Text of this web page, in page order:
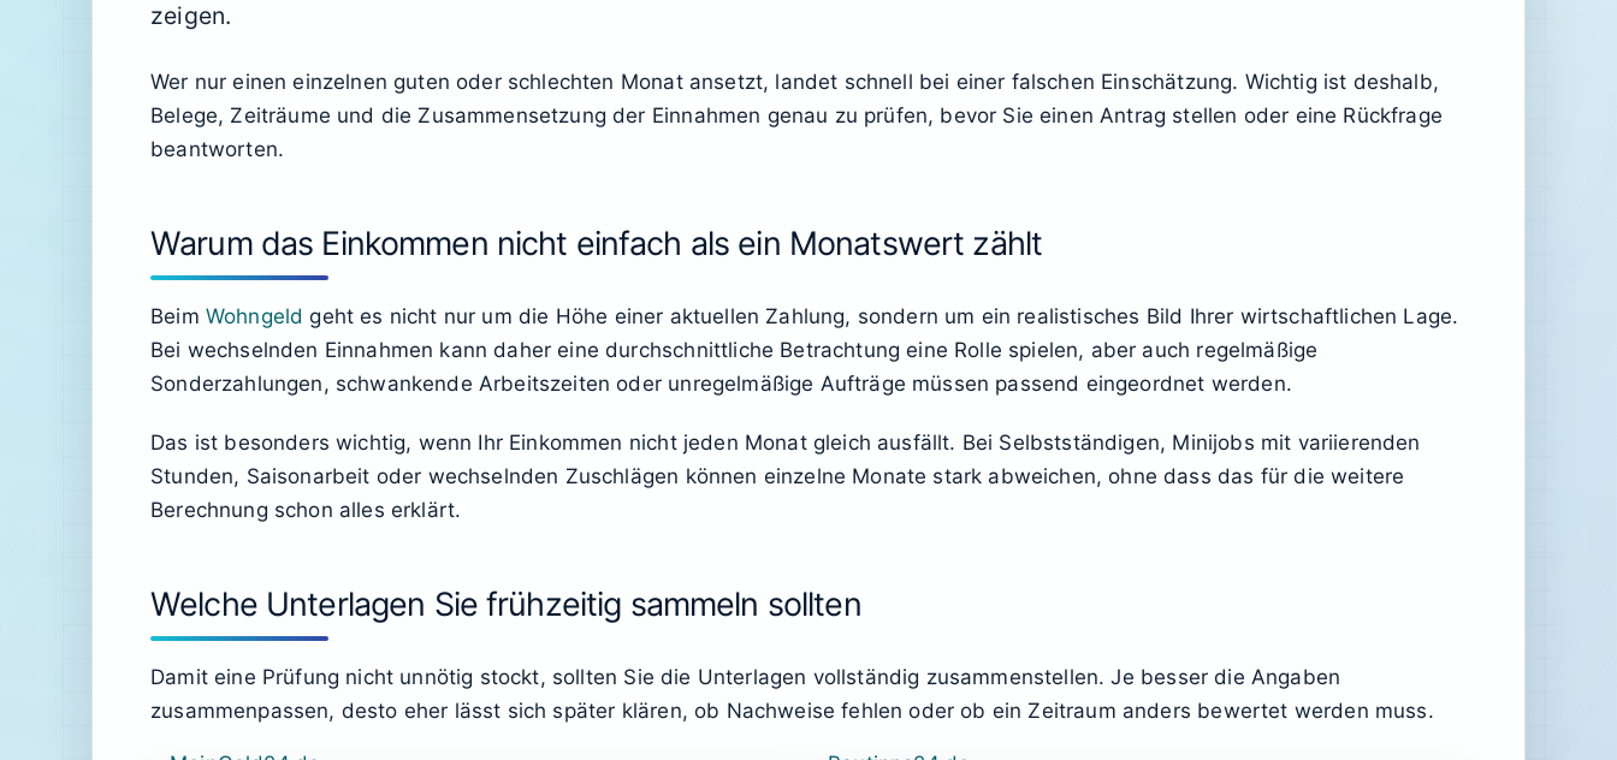
zeigen.
Wer nur einen einzelnen guten oder schlechten Monat ansetzt, landet schnell bei einer falschen Einschätzung. Wichtig ist deshalb,
Belege, Zeiträume und die Zusammensetzung der Einnahmen genau zu prüfen, bevor Sie einen Antrag stellen oder eine Rückfrage
beantworten.
Warum das Einkommen nicht einfach als ein Monatswert zählt
Beim Wohngeld geht es nicht nur um die Höhe einer aktuellen Zahlung, sondern um ein realistisches Bild Ihrer wirtschaftlichen Lage.
Bei wechselnden Einnahmen kann daher eine durchschnittliche Betrachtung eine Rolle spielen, aber auch regelmäßige
Sonderzahlungen, schwankende Arbeitszeiten oder unregelmäßige Aufträge müssen passend eingeordnet werden.
Das ist besonders wichtig, wenn Ihr Einkommen nicht jeden Monat gleich ausfällt. Bei Selbstständigen, Minijobs mit variierenden
Stunden, Saisonarbeit oder wechselnden Zuschlägen können einzelne Monate stark abweichen, ohne dass das für die weitere
Berechnung schon alles erklärt.
Welche Unterlagen Sie frühzeitig sammeln sollten
Damit eine Prüfung nicht unnötig stockt, sollten Sie die Unterlagen vollständig zusammenstellen. Je besser die Angaben
zusammenpassen, desto eher lässt sich später klären, ob Nachweise fehlen oder ob ein Zeitraum anders bewertet werden muss.